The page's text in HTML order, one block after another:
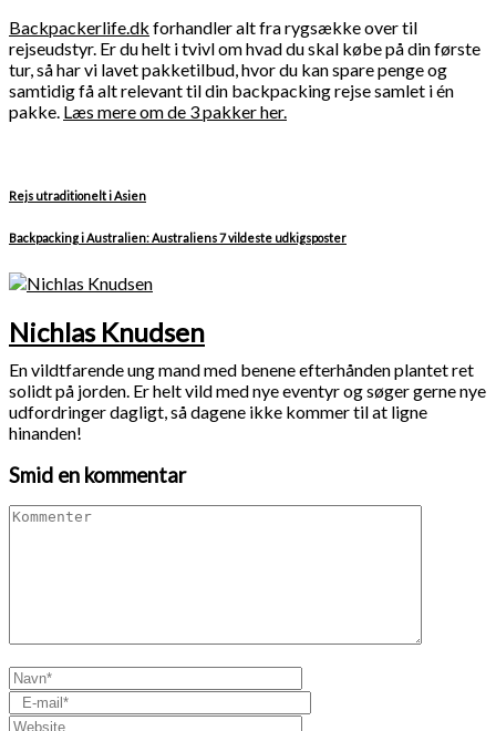
Backpackerlife.dk forhandler alt fra rygsække over til
rejseudstyr. Er du helt i tvivl om hvad du skal købe på din første
tur, så har vi lavet pakketilbud, hvor du kan spare penge og
samtidig få alt relevant til din backpacking rejse samlet i én
pakke. Læs mere om de 3 pakker her.
Rejs utraditionelt i Asien
Backpacking i Australien: Australiens 7 vildeste udkigsposter
Nichlas Knudsen
En vildtfarende ung mand med benene efterhånden plantet ret
solidt på jorden. Er helt vild med nye eventyr og søger gerne nye
udfordringer dagligt, så dagene ikke kommer til at ligne
hinanden!
Smid en kommentar